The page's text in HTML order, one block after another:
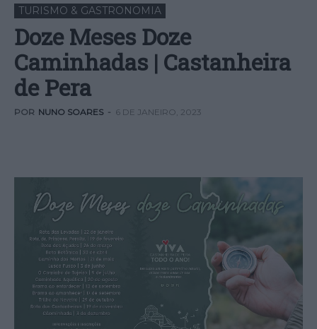
TURISMO & GASTRONOMIA
Doze Meses Doze
Caminhadas | Castanheira
de Pera
POR NUNO SOARES - 6 DE JANEIRO, 2023